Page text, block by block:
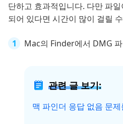
단하고 효과적입니다. 다만 파
되어 있다면 시간이 많이 걸릴
Mac의 Finder에서 DMG
관련 글 보기:
맥 파인더 응답 없음 문